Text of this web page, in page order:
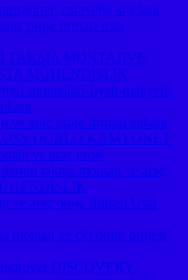
,caravella araçlara
proje firması usta
TAKMA MONTAJIVE
MÜHENDİSLİK
montajlari-fiyati-maliyeti-
ve araç proje firması ankara
DOBLO KAMYONET
ve araç proje
takma montajı ve araç
ve araç proje firması Usta
montajı ve çki dmiri projesi
DISCOVERY